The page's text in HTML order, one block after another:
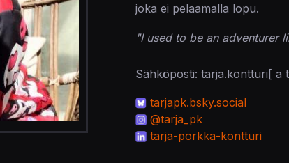
joka ei pelaamalla lopu.
"I used to be an adventurer
Sähköposti: tarja.kontturi[ a
tarjapk.bsky.social
@tarja_pk
tarja-porkka-kontturi